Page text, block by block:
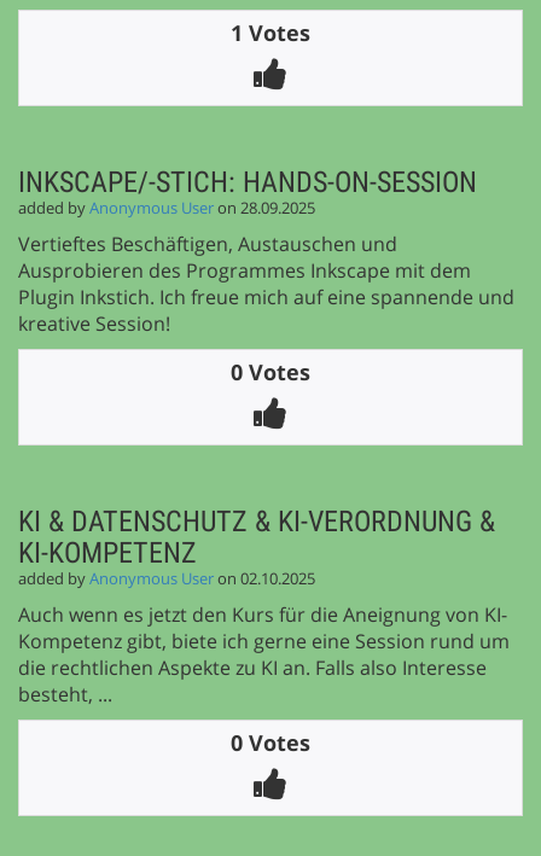
1 Votes
INKSCAPE/-STICH: HANDS-ON-SESSION
added byAnonymous Useron 28.09.2025
Vertieftes Beschäftigen, Austauschen und
Ausprobieren des Programmes Inkscape mit dem
Plugin Inkstich. Ich freue mich auf eine spannende und
kreative Session!
0 Votes
KI & DATENSCHUTZ & KI-VERORDNUNG &
KI-KOMPETENZ
added byAnonymous Useron 02.10.2025
Auch wenn es jetzt den Kurs für die Aneignung von KI-
Kompetenz gibt, biete ich gerne eine Session rund um
die rechtlichen Aspekte zu KI an. Falls also Interesse
besteht, ...
0 Votes